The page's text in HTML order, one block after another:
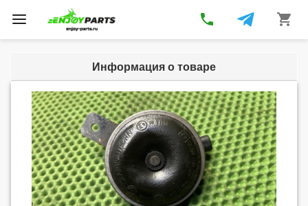
Toggle
navigation
phone shopping_cart
Информация о товаре